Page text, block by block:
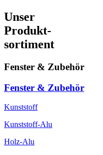
Unser
Produkt-
sortiment
Fenster & Zubehör
Fenster & Zubehör
Kunststoff
Kunststoff-Alu
Holz-Alu